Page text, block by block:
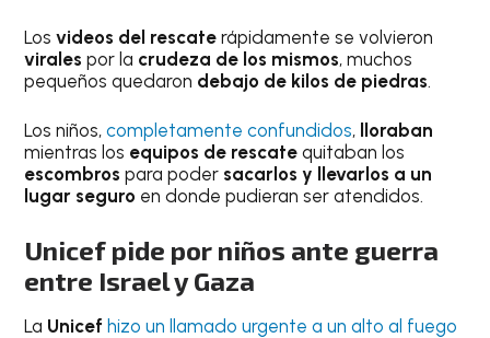
Losvideos del rescaterápidamente se volvieron
viralespor la crudeza de los mismos, muchos
pequeños quedaron debajo de kilos de piedras.
Los niños,completamente confundidos,
lloraban
mientras los equipos de rescatequitaban los
escombrospara poder sacarlos y llevarlos a un
lugar seguro en donde pudieran ser atendidos.
Unicef pide por niños ante guerra
entre Israel y Gaza
La Unicefhizo un llamado urgente a un alto al fuego